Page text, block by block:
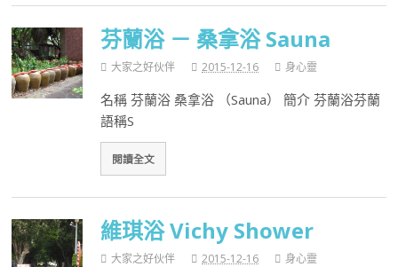
芬蘭浴 － 桑拿浴 Sauna
大家之好伙伴 2015-12-16 身心靈
名稱 芬蘭浴 桑拿浴 （Sauna） 簡介 芬蘭浴芬蘭
語稱S
閱讀全文
維琪浴 Vichy Shower
大家之好伙伴 2015-12-16 身心靈